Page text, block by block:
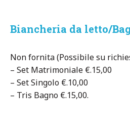
Biancheria da letto/
Non fornita (Possibile su
– Set Matrimoniale €.15,00
– Set Singolo €.10,00
– Tris Bagno €.15,00.